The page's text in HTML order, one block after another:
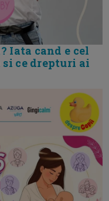
Iata cand e cel
ce drepturi ai